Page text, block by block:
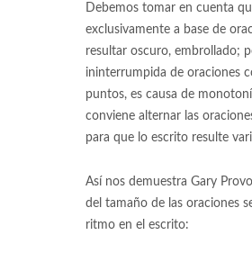
Debemos tomar en cuenta
exclusivamente a base de
resultar oscuro, embrollado;
ininterrumpida de oraciones
puntos, es causa de
conviene alternar las
para que lo escrito resulte
Así nos demuestra Gary
del tamaño de las oraciones
ritmo en el escrito: